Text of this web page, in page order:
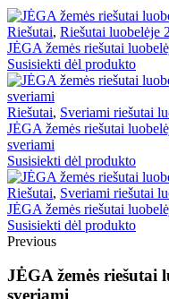
Riešutai, Riešutai luobelėje
JĖGA žemės riešutai
Susisiekti dėl produkto
Riešutai, Sveriami riešutai
JĖGA žemės riešutai
sveriami
Susisiekti dėl produkto
Riešutai, Sveriami riešutai
JĖGA žemės riešutai
Susisiekti dėl produkto
Previous
JĖGA žemės riešutai